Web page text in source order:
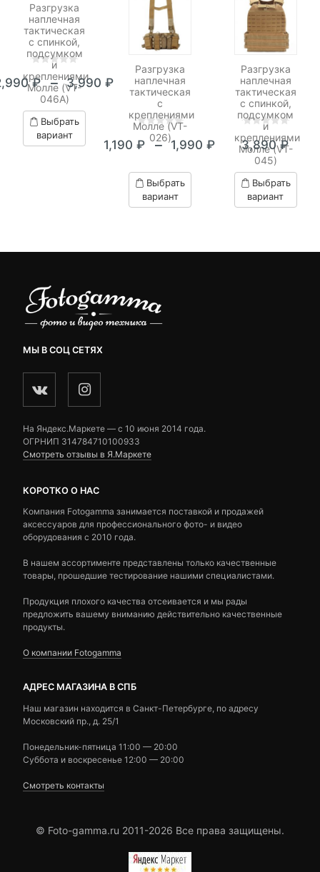
Разгрузка
наплечная
тактическая
с спинкой,
подсумком
и
креплениями
Молле (VT-
046A)
out
based
on
customer
₽ – 3,990 ₽
Диапазон
цен:
2,990 ₽
Выбрать
вариант
Разгрузка
наплечная
тактическая
с
креплениями
Молле (VT-
026)
0
out
5
based
on
0
customer
1,190 ₽ – 1,990 ₽
Диапазон
цен:
1,190 ₽
Выбрать
вариант
Разгрузка
наплечная
тактическая
с спинкой,
подсумком
и
креплениями
Молле (VT-
045)
out
based
on
customer
3,890₽
Выбрать
вариант
МЫ В СОЦ СЕТЯХ
На Яндекс.Маркете — c 10 июня 2014 года.
ОГРНИП 314784710100933
Смотреть отзывы в Я.Маркете
КОРОТКО О НАС
Компания Fotogamma занимается поставкой и продажей
аксессуаров для профессионального фото- и видео
оборудования с 2010 года.
В нашем ассортименте представлены только качественные
товары, прошедшие тестирование нашими специалистами.
Продукция плохого качества отсеивается и мы рады
предложить вашему вниманию действительно качественные
продукты.
О компании Fotogamma
АДРЕС МАГАЗИНА В СПБ
Наш магазин находится в Санкт-Петербурге, по адресу
Московский пр., д. 25/1
Понедельник-пятница 11:00 — 20:00
Суббота и воскресенье 12:00 — 20:00
Смотреть контакты
© Foto-gamma.ru 2011-2026 Все права защищены.